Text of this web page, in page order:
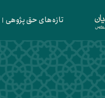
تازه‌های حق پژوهی